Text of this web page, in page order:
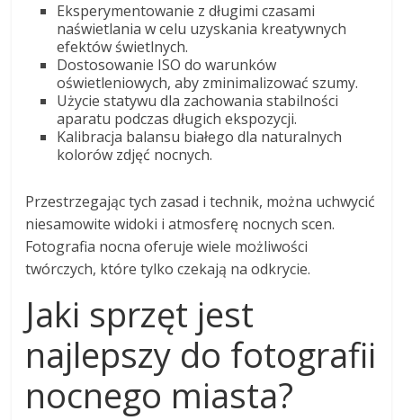
Eksperymentowanie z długimi czasami
naświetlania w celu uzyskania kreatywnych
efektów świetlnych.
Dostosowanie ISO do warunków
oświetleniowych, aby zminimalizować szumy.
Użycie statywu dla zachowania stabilności
aparatu podczas długich ekspozycji.
Kalibracja balansu białego dla naturalnych
kolorów zdjęć nocnych.
Przestrzegając tych zasad i technik, można uchwycić
niesamowite widoki i atmosferę nocnych scen.
Fotografia nocna oferuje wiele możliwości
twórczych, które tylko czekają na odkrycie.
Jaki sprzęt jest
najlepszy do fotografii
nocnego miasta?